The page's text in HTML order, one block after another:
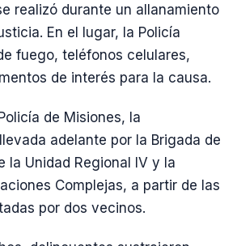
realizó durante un allanamiento
En el lugar, la Policía
fuego, teléfonos celulares,
de interés para la causa.
de Misiones, la
adelante por la Brigada de
la Unidad Regional IV y la
Complejas, a partir de las
por dos vecinos.